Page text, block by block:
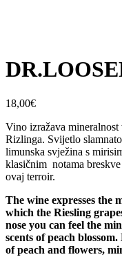
18,00€
Vino izražava
Rizlinga. Svijetlo
limunska svježina s
klasičnim notama
ovaj terroir.
The wine expresses the
which the Riesling
nose you can feel the
scents of peach
of peach and flowers,